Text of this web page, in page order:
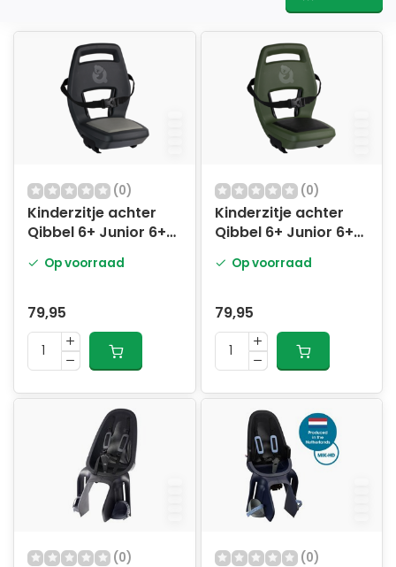
(0)
Kinderzitje achter
Qibbel 6+ Junior 6+
gordel en
grijs
Op voorraad
79,95
(0)
Kinderzitje achter
Qibbel 6+ Junior 6+
gordel en
groen/zwart
Op voorraad
79,95
(0) (0)